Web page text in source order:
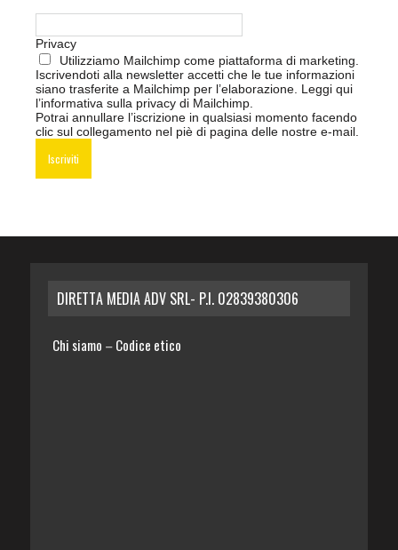
Privacy
Utilizziamo Mailchimp come piattaforma di marketing.
Iscrivendoti alla newsletter accetti che le tue informazioni
siano trasferite a Mailchimp per l’elaborazione. Leggi qui
l’informativa sulla privacy di Mailchimp
Potrai annullare l’iscrizione in qualsiasi momento facendo
clic sul collegamento nel piè di pagina delle nostre e-mail.
DIRETTA MEDIA ADV SRL- P.I. 02839380306
Chi siamo – Codice etico